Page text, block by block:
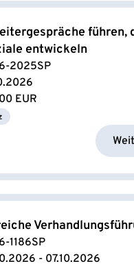
führen,
entwickeln
2025SP
EUR
1186SP
- 07.10.2026